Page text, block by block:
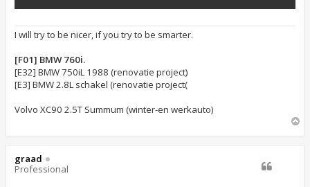
I will try to be nicer, if you try to be smarter.
[F01] BMW 760i.
[E32] BMW 750iL 1988 (renovatie project)
[E3] BMW 2.8L schakel (renovatie project(
Volvo XC90 2.5T Summum (winter-en werkauto)
h
graad
Professional